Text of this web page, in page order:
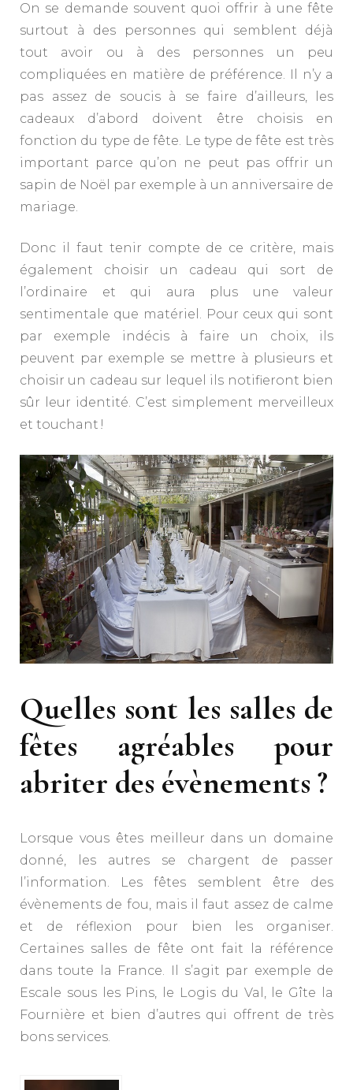
On se demande souvent quoi offrir à une fête
surtout à des personnes qui semblent déjà
tout avoir ou à des personnes un peu
compliquées en matière de préférence. Il n’y a
pas assez de soucis à se faire d’ailleurs, les
cadeaux d’abord doivent être choisis en
fonction du type de fête. Le type de fête est très
important parce qu’on ne peut pas offrir un
sapin de Noël par exemple à un anniversaire de
mariage.
Donc il faut tenir compte de ce critère, mais
également choisir un cadeau qui sort de
l’ordinaire et qui aura plus une valeur
sentimentale que matériel. Pour ceux qui sont
par exemple indécis à faire un choix, ils
peuvent par exemple se mettre à plusieurs et
choisir un cadeau sur lequel ils notifieront bien
sûr leur identité. C’est simplement merveilleux
et touchant !
Quelles sont les salles de
fêtes agréables pour
abriter des évènements ?
Lorsque vous êtes meilleur dans un domaine
donné, les autres se chargent de passer
l’information. Les fêtes semblent être des
évènements de fou, mais il faut assez de calme
et de réflexion pour bien les organiser.
Certaines salles de fête ont fait la référence
dans toute la France. Il s’agit par exemple de
Escale sous les Pins, le Logis du Val, le Gîte la
Fournière et bien d’autres qui offrent de très
bons services.